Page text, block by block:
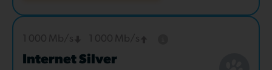
Internet Silver